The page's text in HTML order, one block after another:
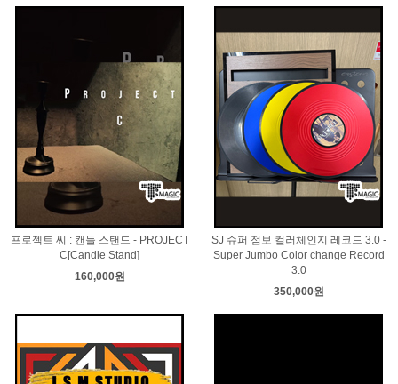
프로젝트 씨 : 캔들 스탠드 - PROJECT
C[Candle Stand]
160,000원
SJ 슈퍼 점보 컬러체인지 레코드 3.0 -
Super Jumbo Color change Record
3.0
350,000원